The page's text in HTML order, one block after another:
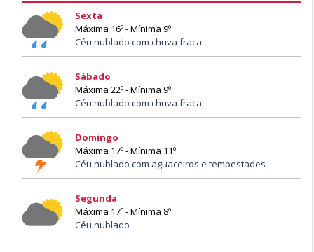
Sexta
Máxima 16º - Mínima 9º
Céu nublado com chuva fraca
Sábado
Máxima 22º - Mínima 9º
Céu nublado com chuva fraca
Domingo
Máxima 17º - Mínima 11º
Céu nublado com aguaceiros e tempestades
Segunda
Máxima 17º - Mínima 8º
Céu nublado